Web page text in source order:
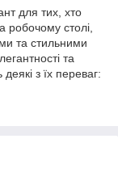
для тих, хто
робочому столі,
та стильними
та
з їх переваг:
поверхні,
або шукати